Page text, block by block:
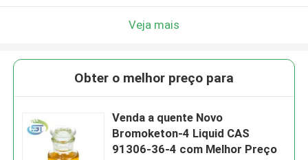
Veja mais
Obter o melhor preço para
Venda a quente Novo
Bromoketon-4 Liquid CAS
91306-36-4 com Melhor Preço